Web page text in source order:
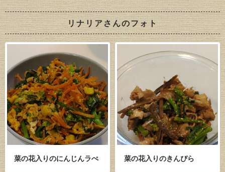
リナリアさんのフォト
菜の花入りのにんじんラぺ 菜の花入りのきんぴら